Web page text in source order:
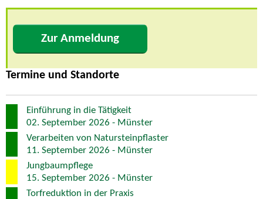
Zur Anmeldung
Termine und Standorte
Einführung in die Tätigkeit
02. September 2026 - Münster
Verarbeiten von Natursteinpflaster
11. September 2026 - Münster
Jungbaumpflege
15. September 2026 - Münster
Torfreduktion in der Praxis